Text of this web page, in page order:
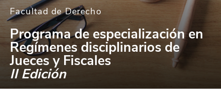
Facultad de Derecho
Programa de especialización en
Regímenes disciplinarios de
Jueces y Fiscales
II Edición